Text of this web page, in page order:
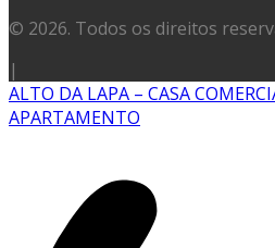
© 2026. Todos os direitos
|
ALTO DA LAPA – CASA
APARTAMENTO